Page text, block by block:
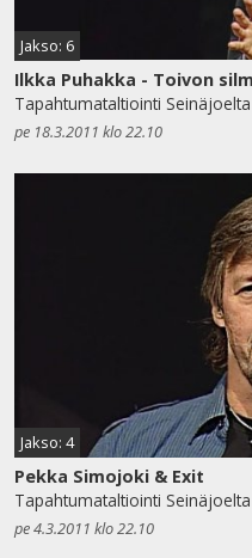
Jakso: 6
Ilkka Puhakka - Toivon
Tapahtumataltiointi
pe 18.3.2011 klo 22.10
Jakso: 4
Pekka Simojoki & Exit
Tapahtumataltiointi
pe 4.3.2011 klo 22.10